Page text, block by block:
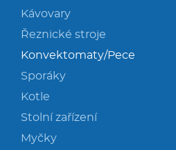
Kávovary
Řeznické stroje
Konvektomaty/Pece
Sporáky
Kotle
Stolní zařízení
Myčky